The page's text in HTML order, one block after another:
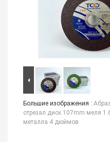
Большие изображения :
отрезал диск 107mm меля
металла 4 дюймов